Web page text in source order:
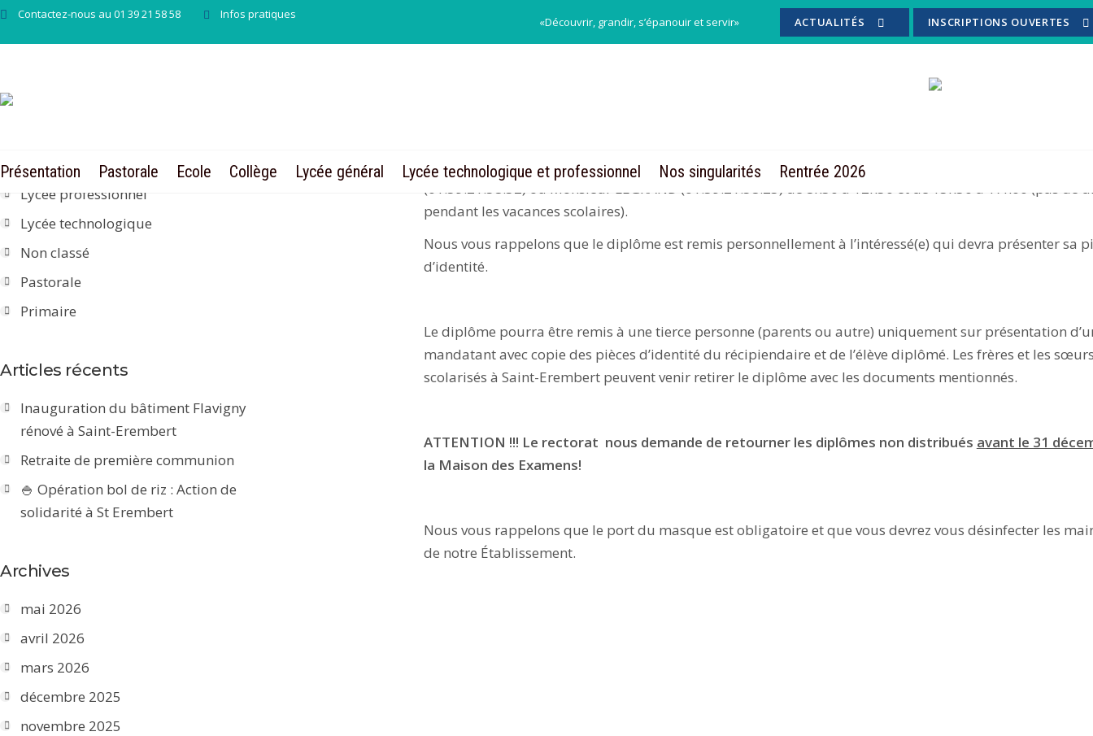
Infos pratiques
Contactez-nous au 01 39 21 58 58
«Découvrir, grandir, s’épanouir et servir» ACTUALITÉS INSCRIPTIONS OUVERTES
Présentation Pastorale Ecole Collège Lycée général Lycée technologique et professionnel Nos singularités Rentrée 2026
Lycée
Lycée professionnel
Lycée technologique
Non classé
Pastorale
Primaire
Articles récents
Inauguration du bâtiment Flavigny
rénové à Saint-Erembert
Retraite de première communion
🍚 Opération bol de riz : Action de
solidarité à St Erembert
Archives
mai 2026
avril 2026
mars 2026
décembre 2025
novembre 2025
MESSAGE DESTINÉ AUX BACHELIERS 2021 ET A LEURS PARENTS
Nous vous invitons à venir les retirer, en vous présentant au bureau de Madame CARVALHO/Madame
(01.39.21.58.32) ou Monsieur LEGRAND (01.39.21.58.23) de 8h30 à 12h30 et de 13h30 à 17h00 (pas de
pendant les vacances scolaires).
Nous vous rappelons que le diplôme est remis personnellement à l’intéressé(e) qui devra présenter sa
d’identité.
Le diplôme pourra être remis à une tierce personne (parents ou autre) uniquement sur présentation
mandatant avec copie des pièces d’identité du récipiendaire et de l’élève diplômé. Les frères et les
scolarisés à Saint-Erembert peuvent venir retirer le diplôme avec les documents mentionnés.
ATTENTION !!! Le rectorat nous demande de retourner les diplômes non distribués avant le 31
la Maison des Examens!
Nous vous rappelons que le port du masque est obligatoire et que vous devrez vous désinfecter les
de notre Établissement.